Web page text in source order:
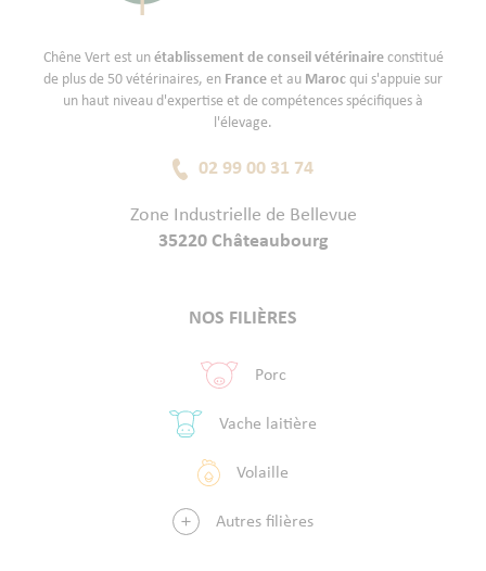
Chêne Vert est un établissement de conseil vétérinaireconstitué
de plus de 50 vétérinaires, en France et au Maroc qui s'appuie sur
un haut niveau d'expertise et de compétences spécifiques à
l'élevage.
02 99 00 31 74
Zone Industrielle de Bellevue
35220 Châteaubourg
NOS FILIÈRES
Porc
Vache laitière
Volaille
Autres filières